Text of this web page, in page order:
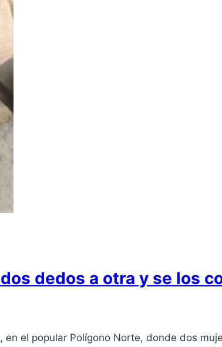
dedos a otra y se los
el popular Polígono Norte, donde dos